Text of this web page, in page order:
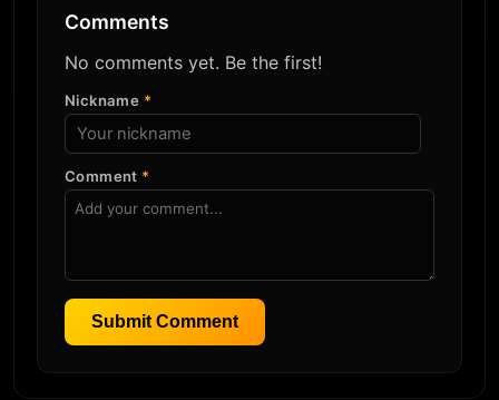
Comments
No comments yet. Be the first!
Nickname *
Comment *
Submit Comment